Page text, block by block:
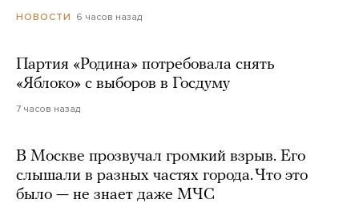
НОВОСТИ 6 часов назад
Партия «Родина» потребовала снять
«Яблоко» с выборов в Госдуму
7 часов назад
В Москве прозвучал громкий взрыв. Его
слышали в разных частях города. Что это
было — не знает даже МЧС